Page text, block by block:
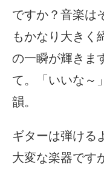
ですか？音楽は
もかなり大きく
の一瞬が輝きま
て。「いいな～
韻。
ギターは弾ける
大変な楽器です